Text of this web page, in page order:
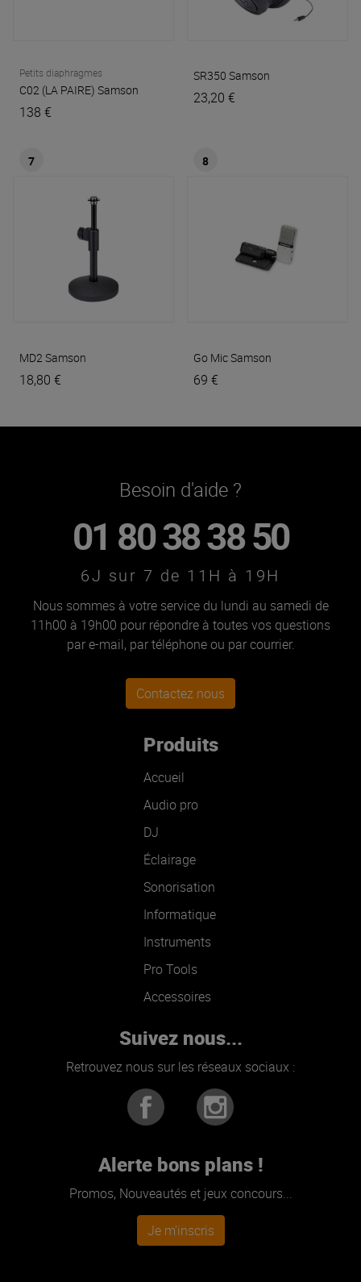
Petits diaphragmes
C02 (LA PAIRE) Samson
138 €
SR350 Samson
23,20 €
7
MD2 Samson
18,80 €
8
Go MicSamson
69 €
Besoin d'aide ?
01 80 38 38 50
6J sur 7 de 11H à 19H
Nous sommes à votre service du lundi au samedi de
11h00 à 19h00 pour répondre à toutes vos questions
par e-mail, par téléphone ou par courrier.
Contactez nous
Produits
Accueil
Audio pro
DJ
Éclairage
Sonorisation
Informatique
Instruments
Pro Tools
Accessoires
Suivez nous...
Retrouvez nous sur les réseaux sociaux :
Alerte bons plans !
Promos, Nouveautés et jeux concours...
Je m'inscris